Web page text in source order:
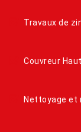
Travaux de
Couvreur
Nettoyage et